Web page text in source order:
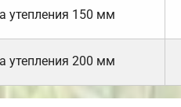
утепления 150 мм
утепления 200 мм